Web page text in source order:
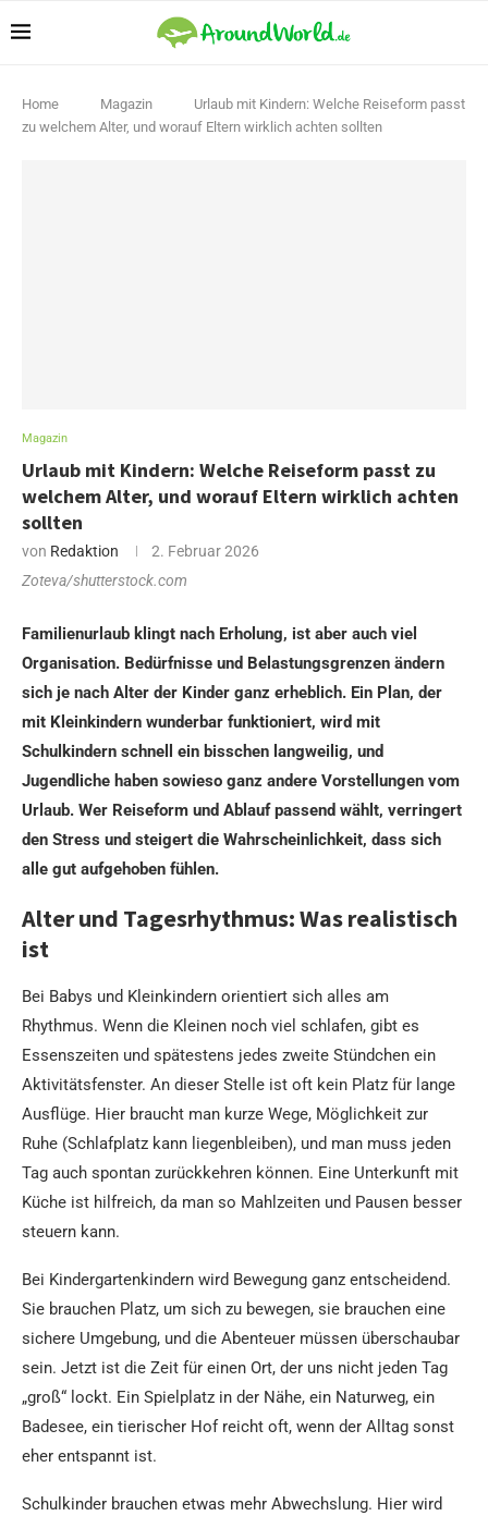
Home Magazin
Urlaub mit Kindern: Welche Reiseform passt
zu welchem Alter, und worauf Eltern wirklich achten sollten
Magazin
Urlaub mit Kindern: Welche Reiseform passt zu
welchem Alter, und worauf Eltern wirklich achten
sollten
von Redaktion
2. Februar 2026
Zoteva/shutterstock.com
Familienurlaub klingt nach Erholung, ist aber auch viel
Organisation. Bedürfnisse und Belastungsgrenzen ändern
sich je nach Alter der Kinder ganz erheblich. Ein Plan, der
mit Kleinkindern wunderbar funktioniert, wird mit
Schulkindern schnell ein bisschen langweilig, und
Jugendliche haben sowieso ganz andere Vorstellungen vom
Urlaub. Wer Reiseform und Ablauf passend wählt, verringert
den Stress und steigert die Wahrscheinlichkeit, dass sich
alle gut aufgehoben fühlen.
Alter und Tagesrhythmus: Was realistisch
ist
Bei Babys und Kleinkindern orientiert sich alles am
Rhythmus. Wenn die Kleinen noch viel schlafen, gibt es
Essenszeiten und spätestens jedes zweite Stündchen ein
Aktivitätsfenster. An dieser Stelle ist oft kein Platz für lange
Ausflüge. Hier braucht man kurze Wege, Möglichkeit zur
Ruhe (Schlafplatz kann liegenbleiben), und man muss jeden
Tag auch spontan zurückkehren können. Eine Unterkunft mit
Küche ist hilfreich, da man so Mahlzeiten und Pausen besser
steuern kann.
Bei Kindergartenkindern wird Bewegung ganz entscheidend.
Sie brauchen Platz, um sich zu bewegen, sie brauchen eine
sichere Umgebung, und die Abenteuer müssen überschaubar
sein. Jetzt ist die Zeit für einen Ort, der uns nicht jeden Tag
„groß“ lockt. Ein Spielplatz in der Nähe, ein Naturweg, ein
Badesee, ein tierischer Hof reicht oft, wenn der Alltag sonst
eher entspannt ist.
Schulkinder brauchen etwas mehr Abwechslung. Hier wird